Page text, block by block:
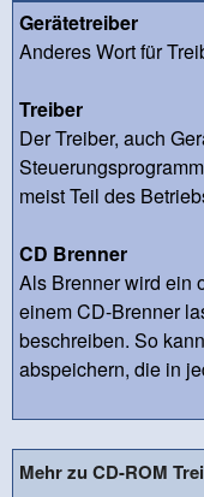
Gerätetreiber
Anderes Wort für
Treiber
Der Treiber, auch
meist Teil des
CD Brenner
Als Brenner wird ein
einem CD-Brenner
beschreiben. So
abspeichern, die in
Mehr zu CD-ROM